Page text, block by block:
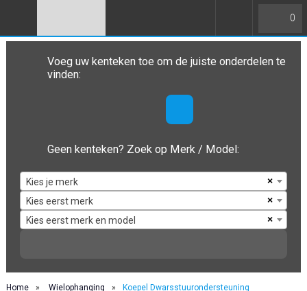
0
Voeg uw kenteken toe om de juiste onderdelen te
vinden:
Geen kenteken? Zoek op Merk / Model:
×
Kies je merk
×
Kies eerst merk
×
Kies eerst merk en model
Home » Wielophanging » Koepel Dwarsstuurondersteuning